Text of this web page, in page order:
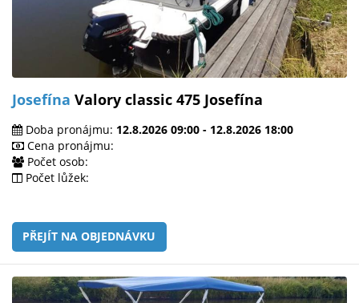
Josefína Valory classic 475 Josefína
Doba pronájmu: 12.8.2026 09:00 - 12.8.2026 18:00
Cena pronájmu:
Počet osob:
Počet lůžek:
PŘEJÍT NA OBJEDNÁVKU